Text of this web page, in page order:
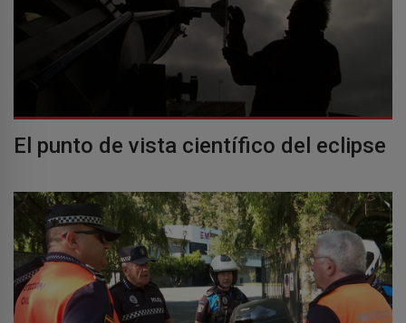
El punto de vista científico del eclipse